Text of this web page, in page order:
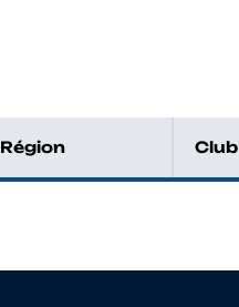
Région Club